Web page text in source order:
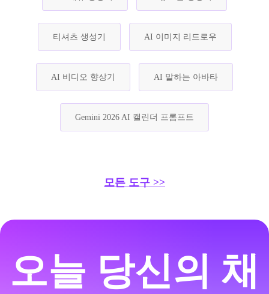
티셔츠 생성기 AI 이미지 리드로우
AI 비디오 향상기 AI 말하는 아바타
Gemini 2026 AI 캘린더 프롬프트
모든 도구 >>
오늘 당신의 채